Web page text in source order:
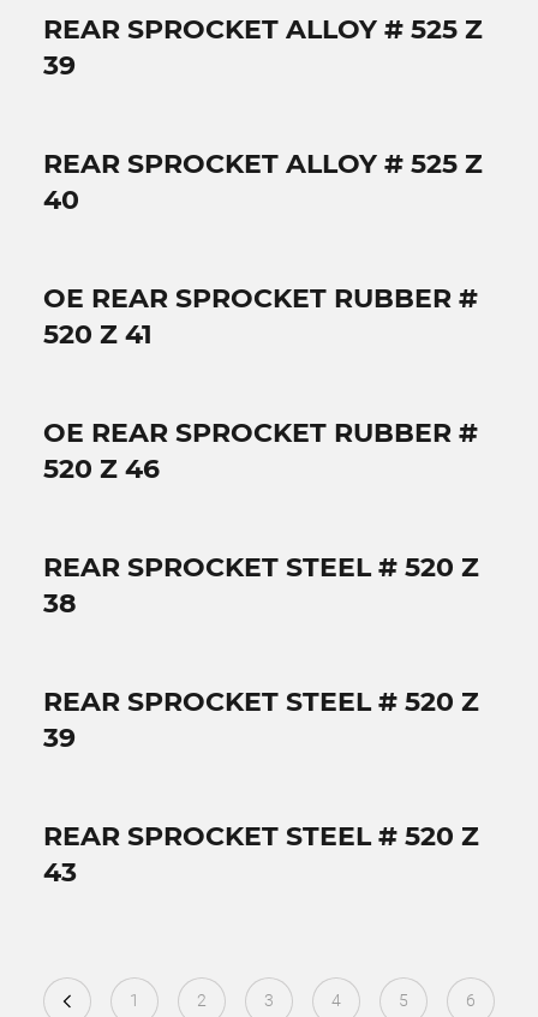
REAR SPROCKET ALLOY # 525 Z
39
REAR SPROCKET ALLOY # 525 Z
40
OE REAR SPROCKET RUBBER #
520 Z 41
OE REAR SPROCKET RUBBER #
520 Z 46
REAR SPROCKET STEEL # 520 Z
38
REAR SPROCKET STEEL # 520 Z
39
REAR SPROCKET STEEL # 520 Z
43
1 2 3 4 5 6